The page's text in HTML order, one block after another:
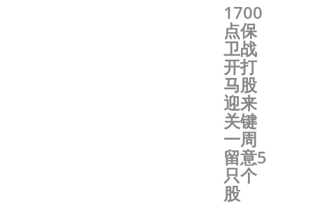
1700
点保
卫战
开打
马股
迎来
关键
一周
留意5
只个
股